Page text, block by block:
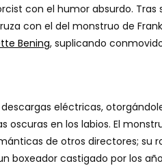
con el humor absurdo. Tras
con el del monstruo de
Bening, suplicando
eléctricas,
en los labios. El
de otros directores; su
boxeador castigado por los